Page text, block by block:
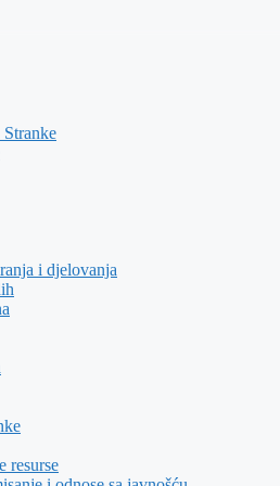
i djelovanja
resurse